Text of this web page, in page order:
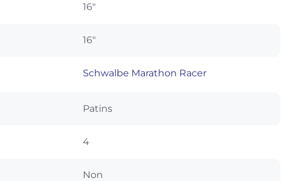
16"
16"
Schwalbe Marathon Racer
Patins
4
Non